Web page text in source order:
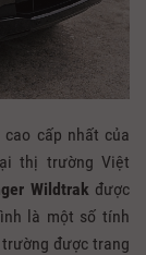
cao cấp nhất của
thị trường Việt
Wildtrak được
là một số tính
được trang